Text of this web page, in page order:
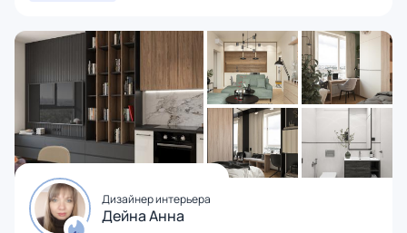
Дизайнер интерьера
Дейна Анна